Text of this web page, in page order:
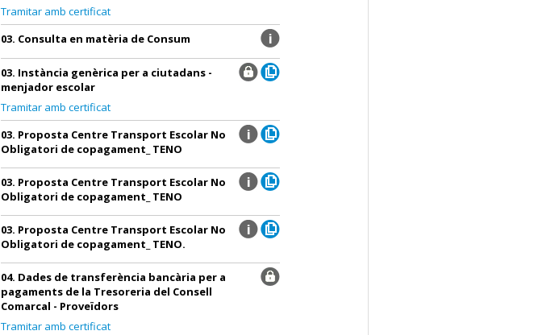
Tramitar amb certificat
03. Consulta en matèria de Consum
03. Instància genèrica per a ciutadans -
menjador escolar
Tramitar amb certificat
03. Proposta Centre Transport Escolar No
Obligatori de copagament_ TENO
03. Proposta Centre Transport Escolar No
Obligatori de copagament_ TENO
03. Proposta Centre Transport Escolar No
Obligatori de copagament_ TENO.
04. Dades de transferència bancària per a
pagaments de la Tresoreria del Consell
Comarcal - Proveïdors
Tramitar amb certificat